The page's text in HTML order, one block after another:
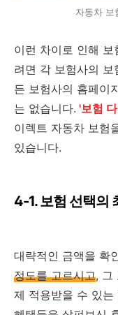
자동차 보
이런 차이로 인해
려면 각 보험사의
든 보험사의 홈페이
는 없습니다. '보험
이렉트 자동차 보험
있습니다.
4-1. 보험 선택의
대략적인 금액을 확
정도를 고르시고, 그
제 적용받을 수 있